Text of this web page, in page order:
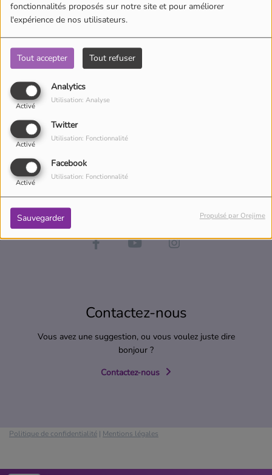
fonctionnalités proposés sur notre site et pour améliorer
l'expérience de nos utilisateurs.
Tout accepter Tout refuser
Analytics
Activé
Utilisation: Analyse
Twitter
Activé
Utilisation: Fonctionnalité
Facebook
Activé
Utilisation: Fonctionnalité
Sauvegarder Propulsé par Orejime
Qui sommes-nous ?
Contact
Oups, vous avez
rencontré une erreur.
Il semble que la page que vous recherchez n’existe plus.
Contactez-nous
Vous avez une suggestion, ou vous voulez juste dire
bonjour ?
Contactez-nous
Politique de confidentialité | Mentions légales